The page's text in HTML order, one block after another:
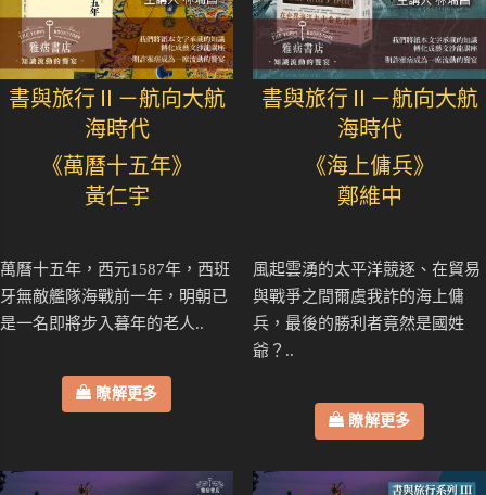
書與旅行Ⅱ－航向大航
海時代
《萬曆十五年》
黃仁宇
萬曆十五年，西元1587年，西班
牙無敵艦隊海戰前一年，明朝已
是一名即將步入暮年的老人..
瞭解更多
書與旅行Ⅱ－航向大航
海時代
《海上傭兵》
鄭維中
風起雲湧的太平洋競逐、在貿易
與戰爭之間爾虞我詐的海上傭
兵，最後的勝利者竟然是國姓
爺？..
瞭解更多